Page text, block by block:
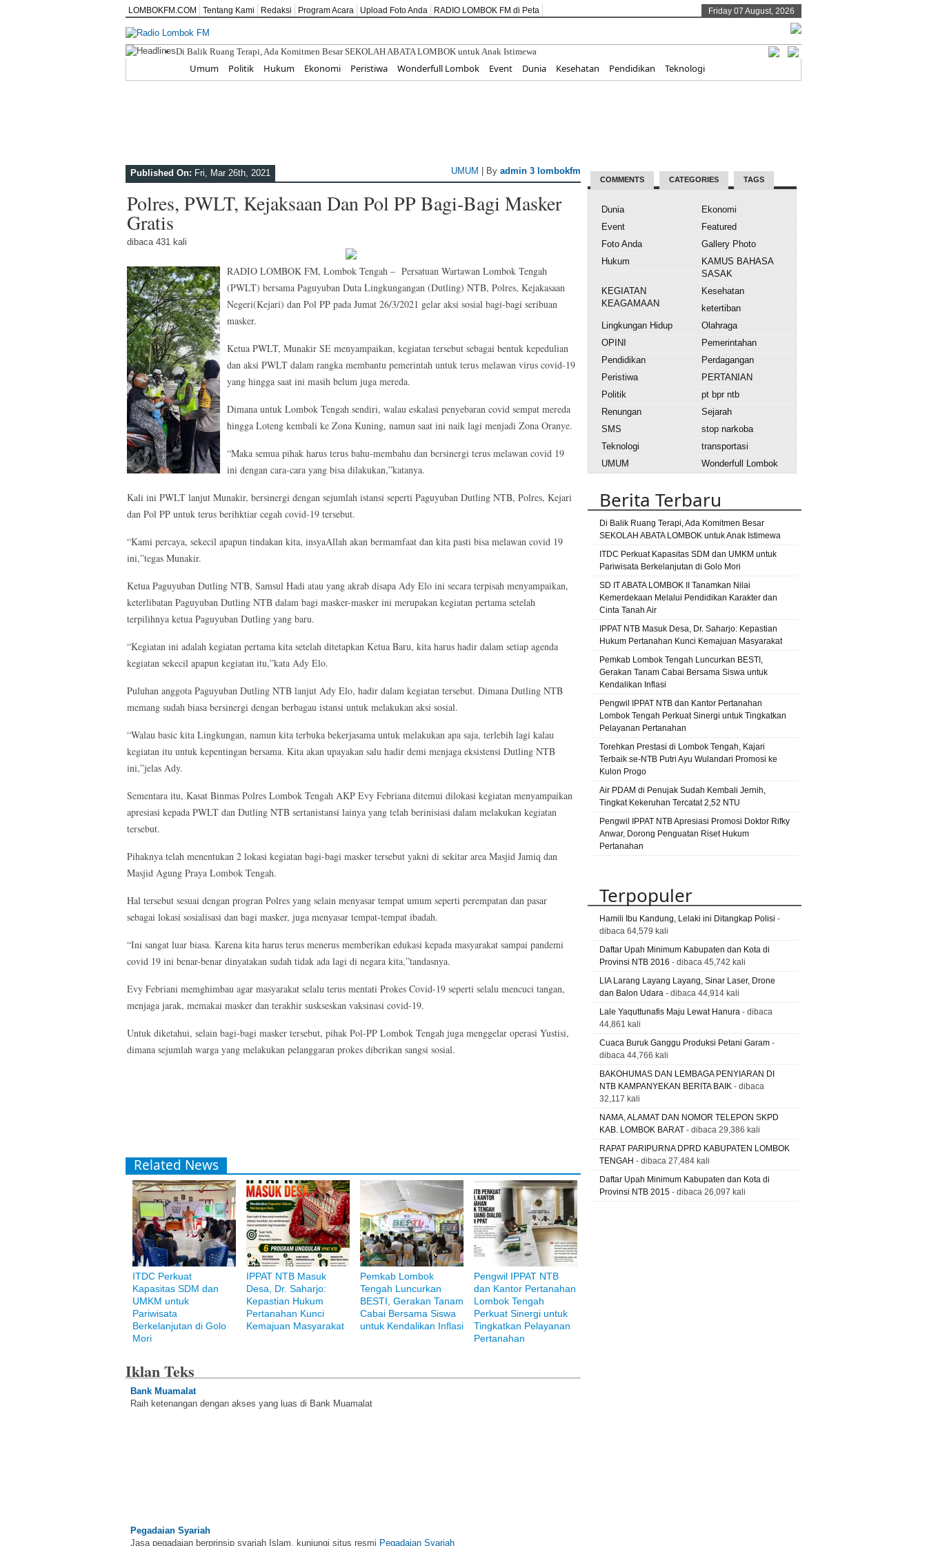
LOMBOKFM.COM Tentang Kami Redaksi Program Acara Upload Foto Anda RADIO LOMBOK FM di Peta Friday 07 August, 2026
Di Balik Ruang Terapi, Ada Komitmen Besar SEKOLAH ABATA LOMBOK untuk Anak Istimewa
ITDC Perkuat Kapasitas SDM dan UMKM untuk Pariwisata Berkelanjutan di Golo Mori
Umum Politik Hukum Ekonomi Peristiwa Wonderfull Lombok Event Dunia Kesehatan Pendidikan Teknologi
Published On: Fri, Mar 26th, 2021 UMUM | By admin 3 lombokfm
Polres, PWLT, Kejaksaan Dan Pol PP Bagi-Bagi Masker
Gratis
dibaca 431 kali
RADIO LOMBOK FM, Lombok Tengah – Persatuan Wartawan Lombok Tengah
(PWLT) bersama Paguyuban Duta Lingkungangan (Dutling) NTB, Polres, Kejakasaan
Negeri(Kejari) dan Pol PP pada Jumat 26/3/2021 gelar aksi sosial bagi-bagi seribuan
masker.
Ketua PWLT, Munakir SE menyampaikan, kegiatan tersebut sebagai bentuk kepedulian
dan aksi PWLT dalam rangka membantu pemerintah untuk terus melawan virus covid-19
yang hingga saat ini masih belum juga mereda.
Dimana untuk Lombok Tengah sendiri, walau eskalasi penyebaran covid sempat mereda
hingga Loteng kembali ke Zona Kuning, namun saat ini naik lagi menjadi Zona Oranye.
“Maka semua pihak harus terus bahu-membahu dan bersinergi terus melawan covid 19
ini dengan cara-cara yang bisa dilakukan,”katanya.
Kali ini PWLT lanjut Munakir, bersinergi dengan sejumlah istansi seperti Paguyuban Dutling NTB, Polres, Kejari
dan Pol PP untuk terus berihktiar cegah covid-19 tersebut.
“Kami percaya, sekecil apapun tindakan kita, insyaAllah akan bermamfaat dan kita pasti bisa melawan covid 19
ini,”tegas Munakir.
Ketua Paguyuban Dutling NTB, Samsul Hadi atau yang akrab disapa Ady Elo ini secara terpisah menyampaikan,
keterlibatan Paguyuban Dutling NTB dalam bagi masker-masker ini merupakan kegiatan pertama setelah
terpilihnya ketua Paguyuban Dutling yang baru.
“Kegiatan ini adalah kegiatan pertama kita setelah ditetapkan Ketua Baru, kita harus hadir dalam setiap agenda
kegiatan sekecil apapun kegiatan itu,”kata Ady Elo.
Puluhan anggota Paguyuban Dutling NTB lanjut Ady Elo, hadir dalam kegiatan tersebut. Dimana Dutling NTB
memang sudah biasa bersinergi dengan berbagau istansi untuk melakukan aksi sosial.
“Walau basic kita Lingkungan, namun kita terbuka bekerjasama untuk melakukan apa saja, terlebih lagi kalau
kegiatan itu untuk kepentingan bersama. Kita akan upayakan salu hadir demi menjaga eksistensi Dutling NTB
ini,”jelas Ady.
Sementara itu, Kasat Binmas Polres Lombok Tengah AKP Evy Febriana ditemui dilokasi kegiatan menyampaikan
apresiasi kepada PWLT dan Dutling NTB sertanistansi lainya yang telah berinisiasi dalam melakukan kegiatan
tersebut.
Pihaknya telah menentukan 2 lokasi kegiatan bagi-bagi masker tersebut yakni di sekitar area Masjid Jamiq dan
Masjid Agung Praya Lombok Tengah.
Hal tersebut sesuai dengan progran Polres yang selain menyasar tempat umum seperti perempatan dan pasar
sebagai lokasi sosialisasi dan bagi masker, juga menyasar tempat-tempat ibadah.
“Ini sangat luar biasa. Karena kita harus terus menerus memberikan edukasi kepada masyarakat sampai pandemi
covid 19 ini benar-benar dinyatakan sudah tidak ada lagi di negara kita,”tandasnya.
Evy Febriani memghimbau agar masyarakat selalu terus mentati Prokes Covid-19 seperti selalu mencuci tangan,
menjaga jarak, memakai masker dan terakhir suskseskan vaksinasi covid-19.
Untuk diketahui, selain bagi-bagi masker tersebut, pihak Pol-PP Lombok Tengah juga menggelar operasi Yustisi,
dimana sejumlah warga yang melakukan pelanggaran prokes diberikan sangsi sosial.
Related News
ITDC Perkuat
Kapasitas SDM dan
UMKM untuk
Pariwisata
Berkelanjutan di Golo
Mori
IPPAT NTB Masuk
Desa, Dr. Saharjo:
Kepastian Hukum
Pertanahan Kunci
Kemajuan Masyarakat
Pemkab Lombok
Tengah Luncurkan
BESTI, Gerakan Tanam
Cabai Bersama Siswa
untuk Kendalikan Inflasi
Pengwil IPPAT NTB
dan Kantor Pertanahan
Lombok Tengah
Perkuat Sinergi untuk
Tingkatkan Pelayanan
Pertanahan
Iklan Teks
Bank Muamalat
Raih ketenangan dengan akses yang luas di Bank Muamalat
Pegadaian Syariah
Jasa pegadaian berprinsip syariah Islam, kunjungi situs resmi Pegadaian Syariah
COMMENTS CATEGORIES TAGS
Dunia
Ekonomi
Event
Featured
Foto Anda
Gallery Photo
Hukum
KAMUS BAHASA
SASAK
KEGIATAN
KEAGAMAAN
Kesehatan
ketertiban
Lingkungan Hidup
Olahraga
OPINI
Pemerintahan
Pendidikan
Perdagangan
Peristiwa
PERTANIAN
Politik
pt bpr ntb
Renungan
Sejarah
SMS
stop narkoba
Teknologi
transportasi
UMUM
Wonderfull Lombok
Berita Lombok Utara DBD disdukcapil
dokter
dokter kecil dokter kecil award 2015
dpp golkar dprd e-warung gagal panen
gunung rinjani jalan rusak jembatan
jembatan roboh lombok lombok fm
lombok tengah lombok
timurlotim
Bayan
narkoba narkotika ntb
perusakan Pilkada Lombok
Utara pkl pns
satnarkoba satpol PP lotim
satresnarkoba selong
Suela tambora TKI UN unbk
Berita Terbaru
Di Balik Ruang Terapi, Ada Komitmen Besar
SEKOLAH ABATA LOMBOK untuk Anak Istimewa
ITDC Perkuat Kapasitas SDM dan UMKM untuk
Pariwisata Berkelanjutan di Golo Mori
SD IT ABATA LOMBOK II Tanamkan Nilai
Kemerdekaan Melalui Pendidikan Karakter dan
Cinta Tanah Air
IPPAT NTB Masuk Desa, Dr. Saharjo: Kepastian
Hukum Pertanahan Kunci Kemajuan Masyarakat
Pemkab Lombok Tengah Luncurkan BESTI,
Gerakan Tanam Cabai Bersama Siswa untuk
Kendalikan Inflasi
Pengwil IPPAT NTB dan Kantor Pertanahan
Lombok Tengah Perkuat Sinergi untuk Tingkatkan
Pelayanan Pertanahan
Torehkan Prestasi di Lombok Tengah, Kajari
Terbaik se-NTB Putri Ayu Wulandari Promosi ke
Kulon Progo
Air PDAM di Penujak Sudah Kembali Jernih,
Tingkat Kekeruhan Tercatat 2,52 NTU
Pengwil IPPAT NTB Apresiasi Promosi Doktor Rifky
Anwar, Dorong Penguatan Riset Hukum
Pertanahan
Terpopuler
Hamili Ibu Kandung, Lelaki ini Ditangkap Polisi -
dibaca 64,579 kali
Daftar Upah Minimum Kabupaten dan Kota di
Provinsi NTB 2016 - dibaca 45,742 kali
LIA Larang Layang Layang, Sinar Laser, Drone
dan Balon Udara - dibaca 44,914 kali
Lale Yaquttunafis Maju Lewat Hanura - dibaca
44,861 kali
Cuaca Buruk Ganggu Produksi Petani Garam -
dibaca 44,766 kali
BAKOHUMAS DAN LEMBAGA PENYIARAN DI
NTB KAMPANYEKAN BERITA BAIK - dibaca
32,117 kali
NAMA, ALAMAT DAN NOMOR TELEPON SKPD
KAB. LOMBOK BARAT - dibaca 29,386 kali
RAPAT PARIPURNA DPRD KABUPATEN LOMBOK
TENGAH - dibaca 27,484 kali
Daftar Upah Minimum Kabupaten dan Kota di
Provinsi NTB 2015 - dibaca 26,097 kali